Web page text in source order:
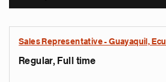
Sales Representative - Guayaquil,
Regular, Full time